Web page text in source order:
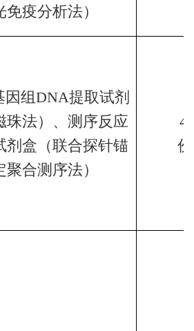
免疫分析法）
因组DNA提取试剂
珠法）、测序反应
剂盒（联合探针锚
聚合测序法）
48
份